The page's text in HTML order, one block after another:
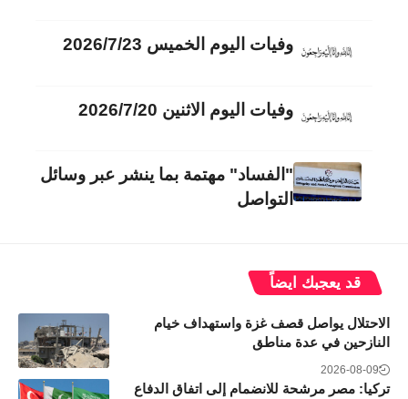
وفيات اليوم الخميس 2026/7/23
وفيات اليوم الاثنين 2026/7/20
"الفساد" مهتمة بما ينشر عبر وسائل
التواصل
قد يعجبك ايضاً
الاحتلال يواصل قصف غزة واستهداف خيام
النازحين في عدة مناطق
2026-08-09
تركيا: مصر مرشحة للانضمام إلى اتفاق الدفاع